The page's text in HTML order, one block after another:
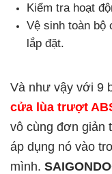
Kiểm tra hoạt
Vệ sinh toàn bộ
lắp đặt.
Và như vậy với 9
cửa lùa trượt
vô cùng đơn giản
áp dụng nó vào
mình.